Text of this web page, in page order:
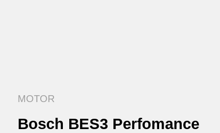
MOTOR
Bosch BES3 Perfomance